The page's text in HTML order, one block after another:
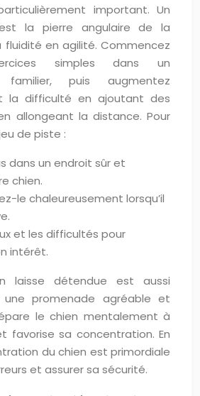
important. Un
la pierre angulaire de la
en agilité. Commencez
simples dans un
familier, puis augmentez
la difficulté en ajoutant des
allongeant la distance. Pour
de piste :
dans un endroit sûr et
chien.
le chaleureusement lorsqu’il
et les difficultés pour
intérêt.
laisse détendue est aussi
promenade agréable et
le chien mentalement à
favorise sa concentration. En
du chien est primordiale
et assurer sa sécurité.